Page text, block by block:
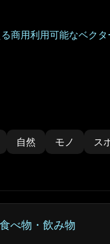
商用利用可能なベク
自然 モノ ス
食べ物・飲み物